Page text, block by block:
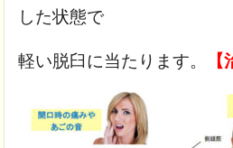
した状態で
軽い脱臼に当たります。